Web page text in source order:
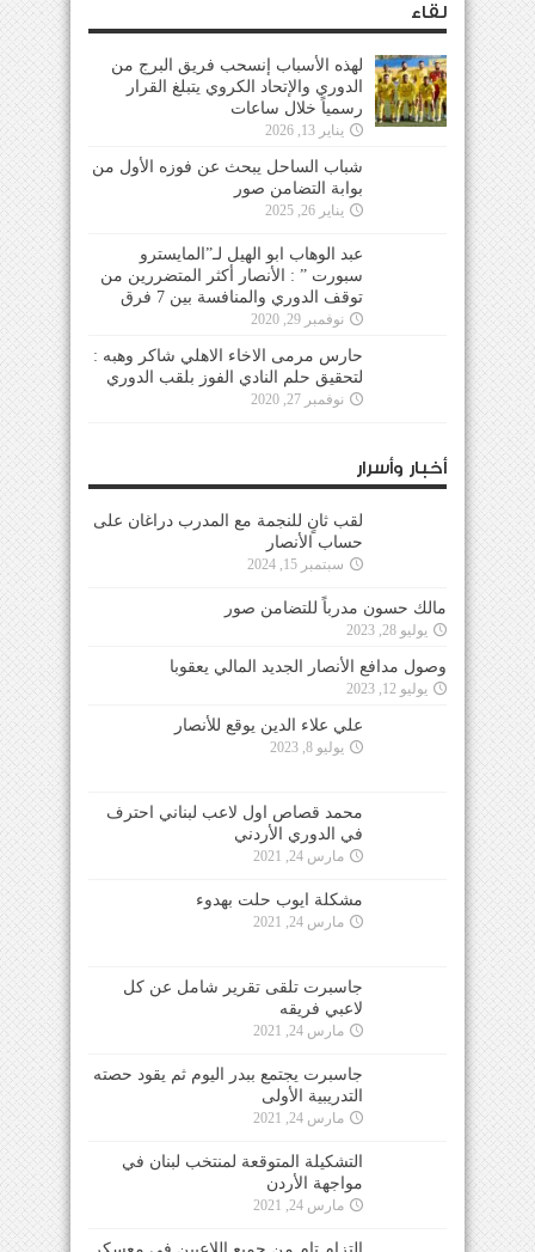
لقاء
لهذه الأسباب إنسحب فريق البرج من
الدوري والإتحاد الكروي يتبلغ القرار
رسمياً خلال ساعات
يناير 13, 2026
شباب الساحل يبحث عن فوزه الأول من
بوابة التضامن صور
يناير 26, 2025
عبد الوهاب ابو الهيل لـ”المايسترو
سبورت ” : الأنصار أكثر المتضررين من
توقف الدوري والمنافسة بين 7 فرق
نوفمبر 29, 2020
حارس مرمى الاخاء الاهلي شاكر وهبه :
لتحقيق حلم النادي الفوز بلقب الدوري
نوفمبر 27, 2020
أخبار وأسرار
لقب ثانٍ للنجمة مع المدرب دراغان على
حساب الأنصار
سبتمبر 15, 2024
مالك حسون مدرباً للتضامن صور
يوليو 28, 2023
وصول مدافع الأنصار الجديد المالي يعقوبا
يوليو 12, 2023
علي علاء الدين يوقع للأنصار
يوليو 8, 2023
محمد قصاص اول لاعب لبناني احترف
في الدوري الأردني
مارس 24, 2021
مشكلة ايوب حلت بهدوء
مارس 24, 2021
جاسبرت تلقى تقرير شامل عن كل
لاعبي فريقه
مارس 24, 2021
جاسبرت يجتمع ببدر اليوم ثم يقود حصته
التدريبية الأولى
مارس 24, 2021
التشكيلة المتوقعة لمنتخب لبنان في
مواجهة الأردن
مارس 24, 2021